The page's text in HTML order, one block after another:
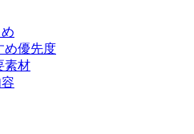
め優先度
素材